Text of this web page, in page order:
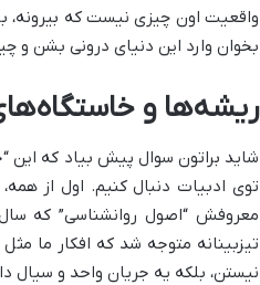
واقعیت اون چیزی نیست که بیرونه،
بخوان وارد این دنیای درونی بشن
ریشه‌ها و
شاید براتون سوال پیش بیاد که این
توی ادبیات دنبال کنیم. اول از
تیزبینانه متوجه شد که افکار ما
نیستن، بلکه یه جریان واحد و سیال